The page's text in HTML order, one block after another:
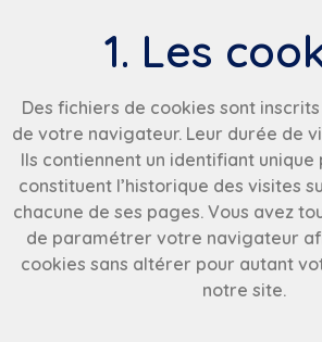
1. Les
Des fichiers de cookies sont
de votre navigateur. Leur durée de
Ils contiennent un identifiant unique
constituent l’historique des visites
chacune de ses pages. Vous avez
de paramétrer votre navigateur
cookies sans altérer pour autant
notre site.